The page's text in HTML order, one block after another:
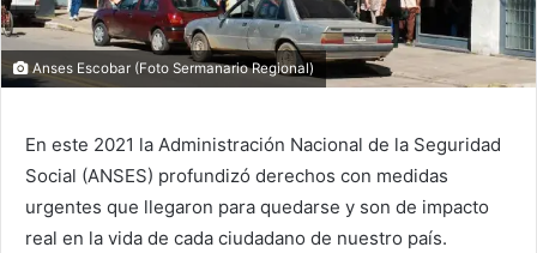
Anses Escobar (Foto Sermanario Regional)
En este 2021 la Administración Nacional de la Seguridad
Social (ANSES) profundizó derechos con medidas
urgentes que llegaron para quedarse y son de impacto
real en la vida de cada ciudadano de nuestro país.